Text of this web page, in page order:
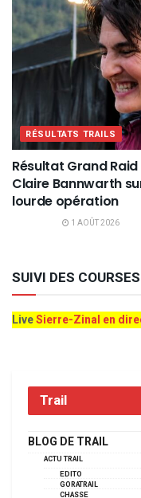
RÉSULTATS TRAILS
Résultat Grand
Claire Bannwarth
lourde opération
1 AOÛT 2026
SUIVI DES
LiveSierre-Zinal en
Trail
BLOG DE TRAIL
ACTU TRAIL
EDITO
GORATRAIL
CHASSE